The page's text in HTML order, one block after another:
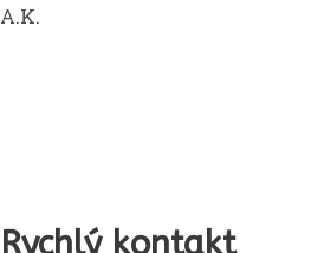
A.K.
Rychlý kontakt